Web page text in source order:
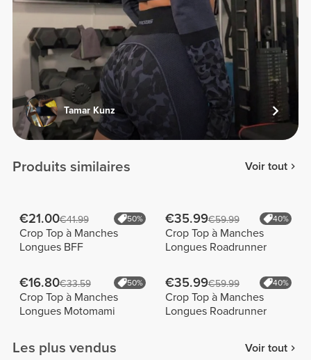
Tamar Kunz
Produits similaires Voir tout
€21.00€41.99 50%
Crop Top à Manches
Longues BFF
€35.99€59.99 40%
Crop Top à Manches
Longues Roadrunner
€16.80€33.59 50%
Crop Top à Manches
Longues Motomami
€35.99€59.99 40%
Crop Top à Manches
Longues Roadrunner
Les plus vendus Voir tout